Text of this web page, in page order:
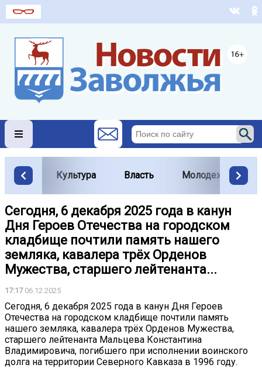
Культура Власть Молодежь
Сегодня, 6 декабря 2025 года в канун
Дня Героев Отечества на городском
кладбище почтили память нашего
земляка, кавалера трёх Орденов
Мужества, старшего лейтенанта...
17:1706.12.2025
Сегодня, 6 декабря 2025 года в канун Дня Героев
Отечества на городском кладбище почтили память
нашего земляка, кавалера трёх Орденов Мужества,
старшего лейтенанта Мальцева Константина
Владимировича, погибшего при исполнении воинского
долга на территории Северного Кавказа в 1996 году.